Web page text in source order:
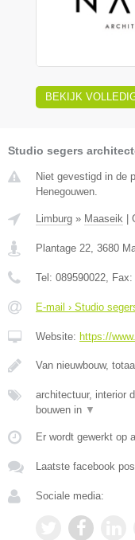
BEKIJK
Studio segers
Niet gevestigd in de
Henegouwen.
Limburg » Maaseik
Plantage 22 3680
Tel: 089590022 , Fax:
E-mail › Studio
Website: https://
Van nieuwbouw,
architectuur, interior
bouwen in ▼
Er wordt gewerkt op
Laatste facebook
Sociale media: